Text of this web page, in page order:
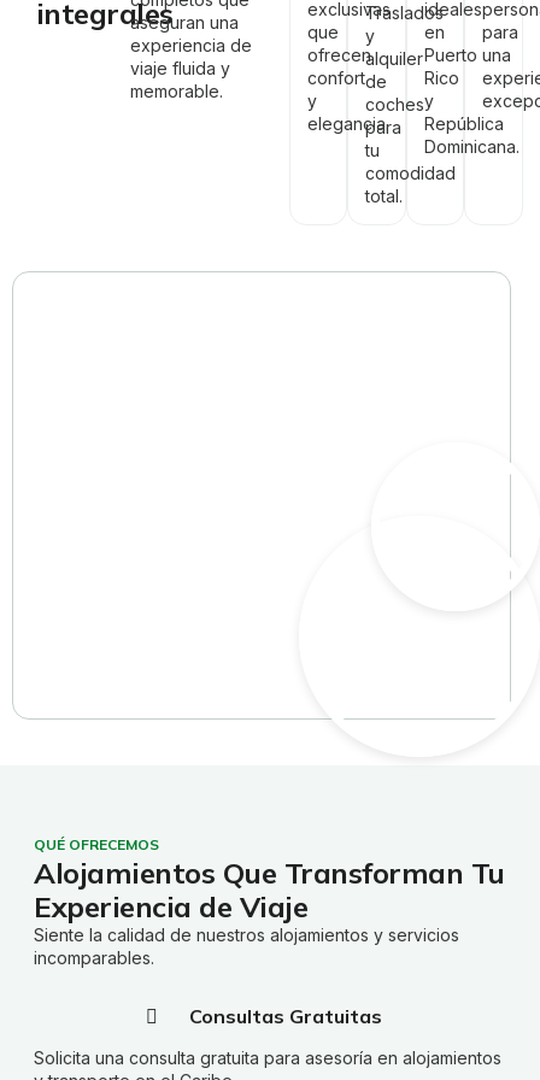
integralesaseguran una
experiencia de
viaje fluida y
memorable.
exclusivas
que
ofrecen
confort
y
elegancia.
Traslados
y
alquiler
de
coches
para
tu
comodidad
total.
ideales
en
Puerto
Rico
y
República
Dominicana.
para
una
QUÉ OFRECEMOS
Alojamientos Que Transforman Tu
Experiencia de Viaje
Siente la calidad de nuestros alojamientos y servicios
incomparables.
Consultas Gratuitas
Solicita una consulta gratuita para asesoría en alojamientos